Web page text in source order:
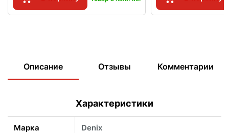
Описание Отзывы Комментарии
Характеристики
Марка Denix